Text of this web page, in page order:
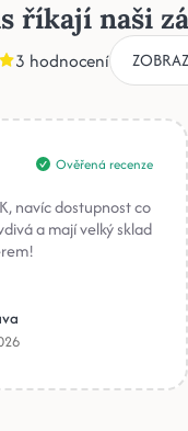
říkají naši
3 hodnocení
Ověřená recenze
navíc dostupnost co
a mají velký sklad